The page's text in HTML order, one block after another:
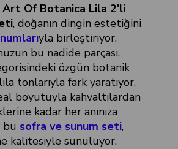
Art Of Botanica Lila 2'li
, doğanın dingin estetiğini
yla birleştiriyor.
bu nadide parçası,
özgün botanik
tonlarıyla fark yaratıyor.
boyutuyla kahvaltılardan
kadar her anınıza
bu sofra ve sunum seti,
kalitesiyle sunuluyor.